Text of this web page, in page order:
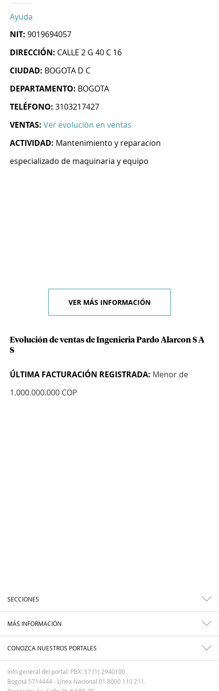
Ayuda
NIT: 9019694057
DIRECCIÓN: CALLE 2 G 40 C 16
CIUDAD: BOGOTA D C
DEPARTAMENTO: BOGOTA
TELÉFONO: 3103217427
VENTAS: Ver evolución en ventas
ACTIVIDAD: Mantenimiento y reparacion
especializado de maquinaria y equipo
VER MÁS INFORMACIÓN
Evolución de ventas de Ingenieria Pardo Alarcon S A
S
ÚLTIMA FACTURACIÓN REGISTRADA: Menor de
1.000.000.000 COP
SECCIONES
MÁS INFORMACIÓN
CONOZCA NUESTROS PORTALES
Info general del portal: PBX: 57 (1) 2940100.
Bogotá 5714444 - Línea Nacional 01 8000 110 211.